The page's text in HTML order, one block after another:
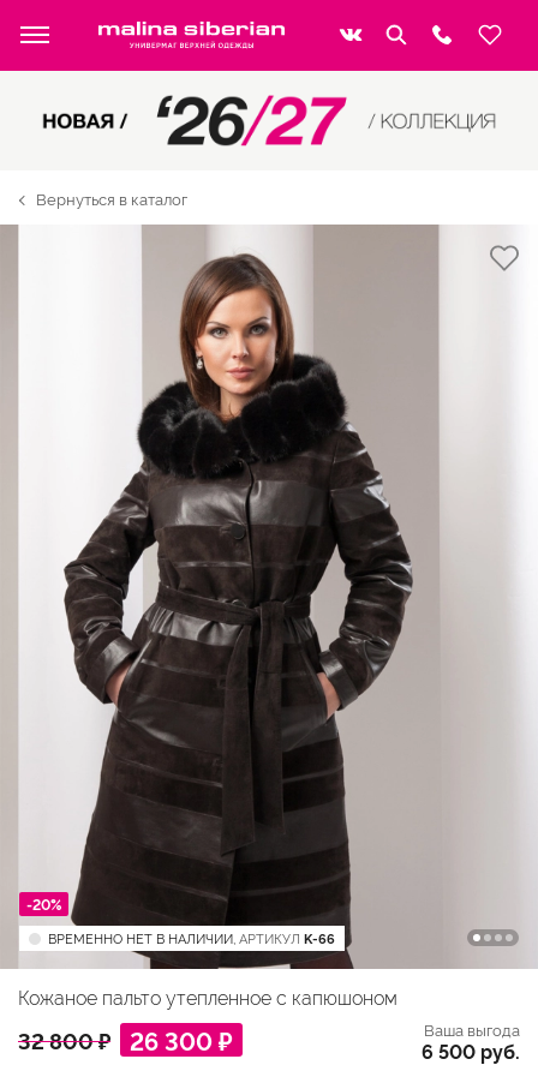
Вернуться в каталог
-20%
ВРЕМЕННО НЕТ В НАЛИЧИИ, АРТИКУЛ K-66
Кожаное пальто утепленное с капюшоном
32 800 ₽ 26 300 ₽ Ваша выгода
6 500 руб.